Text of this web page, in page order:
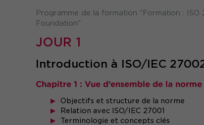
Programme de la formation "Formation :
Foundation"
JOUR 1
Introduction à ISO/IEC
Chapitre 1 : Vue d’ensemble de la
Objectifs et structure de la norme
Relation avec ISO/IEC 27001
Terminologie et concepts clés